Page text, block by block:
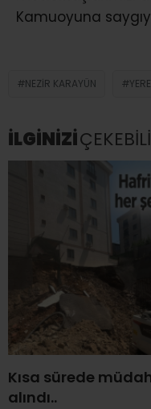
Kamuoyuna
NEZIR KARAYÜN
İLGİNİZİ
Kısa sürede
alındı..